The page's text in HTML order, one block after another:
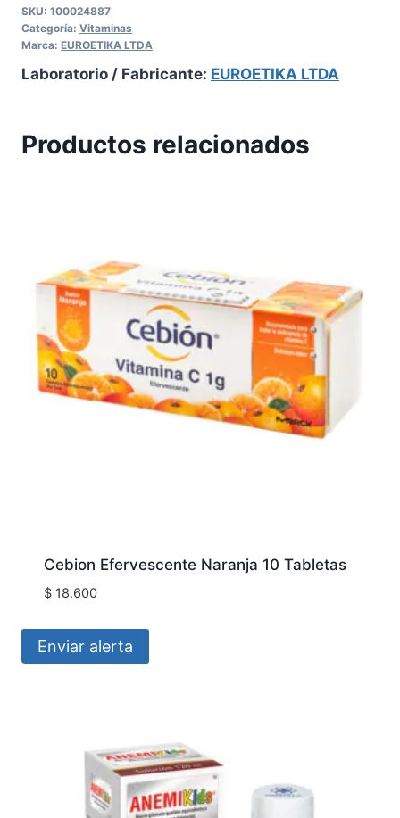
SKU: 100024887
Categoría: Vitaminas
Marca: EUROETIKA LTDA
Laboratorio / Fabricante: EUROETIKA LTDA
Productos relacionados
Cebion Efervescente Naranja 10 Tabletas
$18.600
Enviar alerta